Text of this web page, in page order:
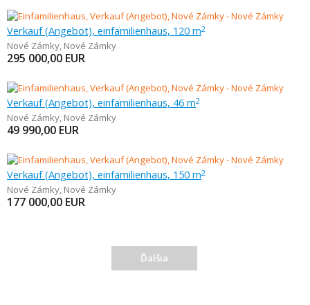
Verkauf (Angebot), einfamilienhaus, 120 m2
Nové Zámky, Nové Zámky
295 000,00 EUR
Verkauf (Angebot), einfamilienhaus, 46 m2
Nové Zámky, Nové Zámky
49 990,00 EUR
Verkauf (Angebot), einfamilienhaus, 150 m2
Nové Zámky, Nové Zámky
177 000,00 EUR
Ďalšia